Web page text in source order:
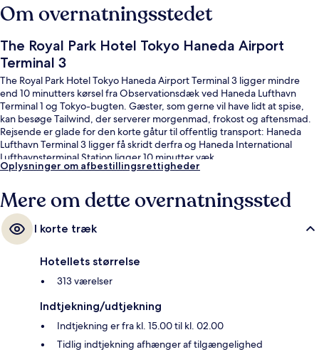
Om overnatningsstedet
The Royal Park Hotel Tokyo Haneda Airport
Terminal 3
The Royal Park Hotel Tokyo Haneda Airport Terminal 3 ligger mindre
end 10 minutters kørsel fra Observationsdæk ved Haneda Lufthavn
Terminal 1 og Tokyo-bugten. Gæster, som gerne vil have lidt at spise,
kan besøge Tailwind, der serverer morgenmad, frokost og aftensmad.
Rejsende er glade for den korte gåtur til offentlig transport: Haneda
Lufthavn Terminal 3 ligger få skridt derfra og Haneda International
Lufthavnsterminal Station ligger 10 minutter væk.
Oplysninger om afbestillingsrettigheder
Mere om dette overnatningssted
I korte træk
Hotellets størrelse
313 værelser
Indtjekning/udtjekning
Indtjekning er fra kl. 15.00 til kl. 02.00
Tidlig indtjekning afhænger af tilgængelighed